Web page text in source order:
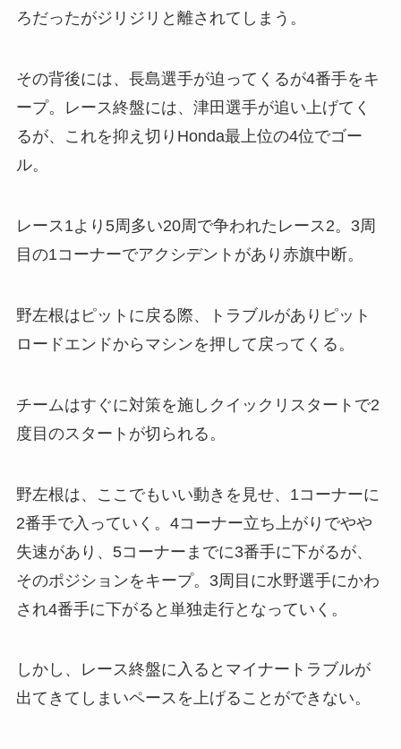
ろだったがジリジリと離されてしまう。
その背後には、長島選手が迫ってくるが4番手をキ
ープ。レース終盤には、津田選手が追い上げてく
るが、これを抑え切りHonda最上位の4位でゴー
ル。
レース1より5周多い20周で争われたレース2。3周
目の1コーナーでアクシデントがあり赤旗中断。
野左根はピットに戻る際、トラブルがありピット
ロードエンドからマシンを押して戻ってくる。
チームはすぐに対策を施しクイックリスタートで2
度目のスタートが切られる。
野左根は、ここでもいい動きを見せ、1コーナーに
2番手で入っていく。4コーナー立ち上がりでやや
失速があり、5コーナーまでに3番手に下がるが、
そのポジションをキープ。3周目に水野選手にかわ
され4番手に下がると単独走行となっていく。
しかし、レース終盤に入るとマイナートラブルが
出てきてしまいペースを上げることができない。